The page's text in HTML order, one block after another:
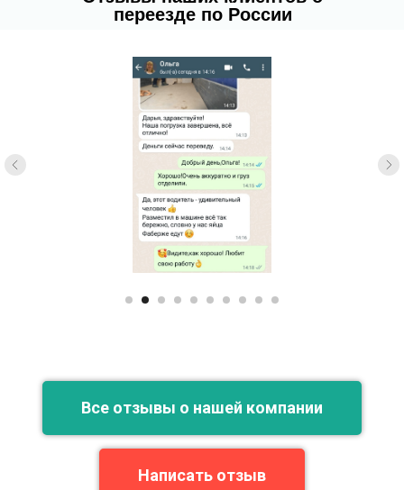
переезде по России
Все отзывы о нашей компании
Написать отзыв